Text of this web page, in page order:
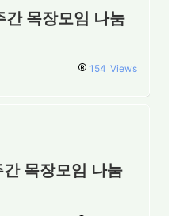
목장모임 나눔
154 Views
목장모임 나눔